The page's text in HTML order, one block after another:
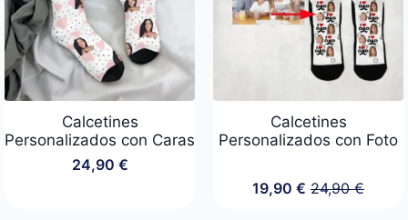
Calcetines
Personalizados con Caras
24,90 €
Calcetines
Personalizados con Foto
24,90€
El
19,90€ El